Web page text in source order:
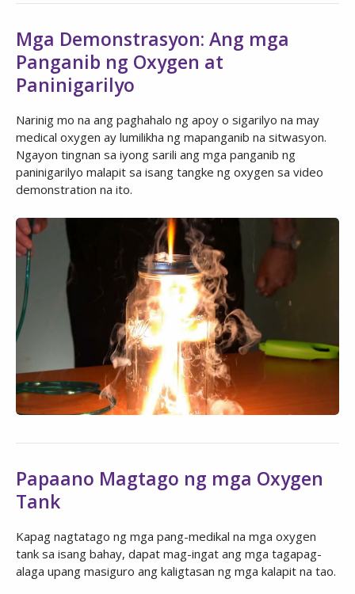
Mga Demonstrasyon: Ang mga
Panganib ng Oxygen at
Paninigarilyo
Narinig mo na ang paghahalo ng apoy o sigarilyo na may
medical oxygen ay lumilikha ng mapanganib na sitwasyon.
Ngayon tingnan sa iyong sarili ang mga panganib ng
paninigarilyo malapit sa isang tangke ng oxygen sa video
demonstration na ito.
Papaano Magtago ng mga Oxygen
Tank
Kapag nagtatago ng mga pang-medikal na mga oxygen
tank sa isang bahay, dapat mag-ingat ang mga tagapag-
alaga upang masiguro ang kaligtasan ng mga kalapit na tao.